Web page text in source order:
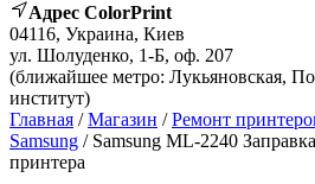
Адрес ColorPrint
04116, Украина, Киев
ул. Шолуденко, 1-Б, оф. 207
(ближайшее метро: Лукьяновская,
институт)
Главная /Магазин /Ремонт
Samsung / Samsung ML-2240
принтера